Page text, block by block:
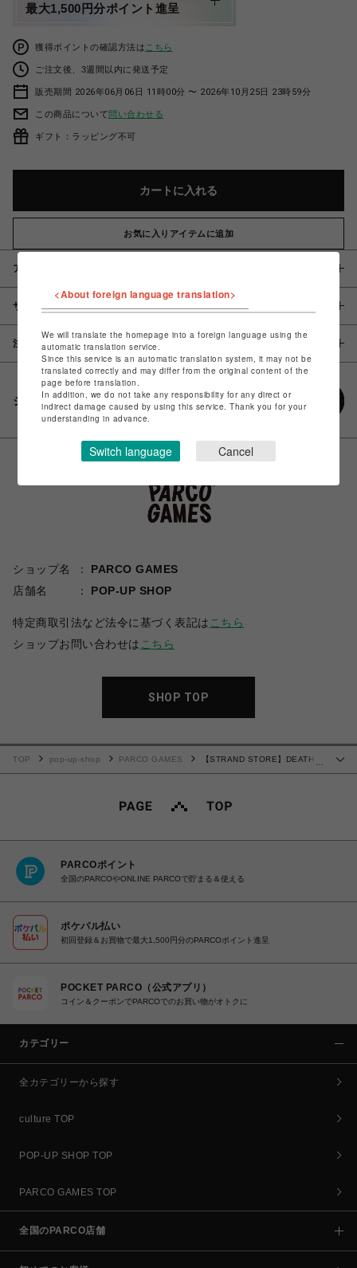
最大1,500円分ポイント進呈
獲得ポイントの確認方法は こちら
ご注文後、3週間以内に発送予定
販売期間 2026年06月06日 11時00分 〜 2026年10月25日 23時59分
この商品について問い合わせる
ギフト：ラッピング不可
カートに入れる
お気に入りアイテムに追加
アイテム説明 / 素材
サイズ
注意事項
シェアする
ショップ名
PARCO GAMES
店舗名
POP-UP SHOP
特定商取引法など法令に基づく表記は こちら
ショップお問い合わせは こちら
SHOP TOP
…
TOP pop-up-shop PARCO GAMES
【STRAND STORE】DEATH
PARCOポイント
全国のPARCOやONLINE PARCOで貯まる＆使える
ポケパル払い
初回登録＆お買物で最大1,500円分のPARCOポイント進呈
POCKET PARCO（公式アプリ）
コイン＆クーポンでPARCOでのお買い物がオトクに
カテゴリー
全カテゴリーから探す
culture TOP
POP-UP SHOP TOP
PARCO GAMES TOP
全国のPARCO店舗
<About foreign language translation>
We will translate the homepage into a foreign language using the
automatic translation service.
Since this service is an automatic translation system, it may not be
translated correctly and may differ from the original content of the
page before translation.
In addition, we do not take any responsibility for any direct or
indirect damage caused by using this service. Thank you for your
understanding in advance.
Switch language Cancel